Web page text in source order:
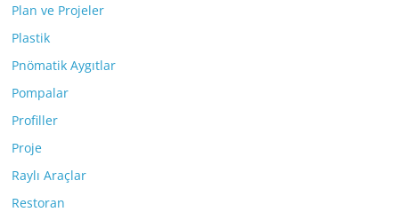
Plan ve Projeler
Plastik
Pnömatik Aygıtlar
Pompalar
Profiller
Proje
Raylı Araçlar
Restoran